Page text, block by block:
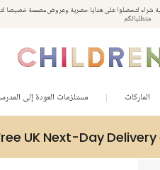
شراء لتحصلوا على هدايا حصرية وعروض مصممة خصيصا
متطلباتكم
الماركات مستلزمات العودة إلى
UK Next-Day Delivery